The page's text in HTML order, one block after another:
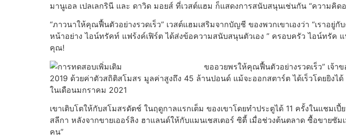
มานูเอล เปลเลกรินี และ ดาวิด มอยส์ ที่เวสต์แฮม ก็แสดงการสนับสนุนเช่นกัน “ความคิ
“ภาวนาให้คุณฟื้นตัวอย่างรวดเร็ว” เวสต์แฮมเสริมจากบัญชี ของพวกเขาเองว่า “เร
หน้าอย่าง ไอน์ทรัคท์ แฟร้งค์เฟิร์ต ได้ส่งข้อความสนับสนุนตัวเอง ” ครอบครัว ไอน์ทรั
คุณ!
ขออวยพรให้คุณฟื้นตัวอย่างรวดเร็ว” เจ้า
2019 ด้วยค่าตัวสถิติสโมสร มูลค่าสูงถึง 45 ล้านปอนด์ แม้จะออกสตาร์ต ได้เร็วโดยยิง
ในเดือนมกราคม 2021
เขาเติบโตให้กับสโมสรดัตช์ ในฤดูกาลแรกเต็ม ของเขาโดยทําประตูได้ 11 ครั้งในแชม
สลีกา หลังจากขายเออร์ลิง ฮาแลนด์ให้กับแมนเชสเตอร์ ซิตี้ เมื่อช่วงต้นตลาด ซื้อขายซั
คน”